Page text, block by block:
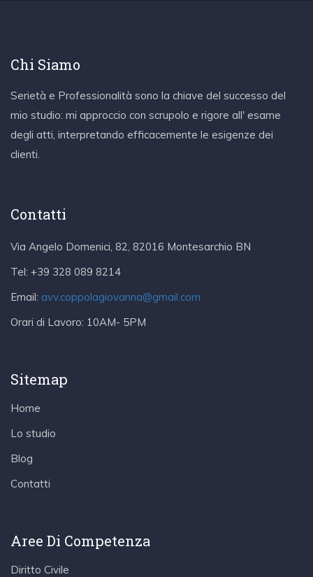
Chi Siamo
Serietà e Professionalità sono la chiave del successo del
mio studio: mi approccio con scrupolo e rigore all' esame
degli atti, interpretando efficacemente le esigenze dei
clienti.
Contatti
Via Angelo Domenici, 82, 82016 Montesarchio BN
Tel: +39 328 089 8214
Email: avv.coppolagiovanna@gmail.com
Orari di Lavoro: 10AM- 5PM
Sitemap
Home
Lo studio
Blog
Contatti
Aree Di Competenza
Diritto Civile